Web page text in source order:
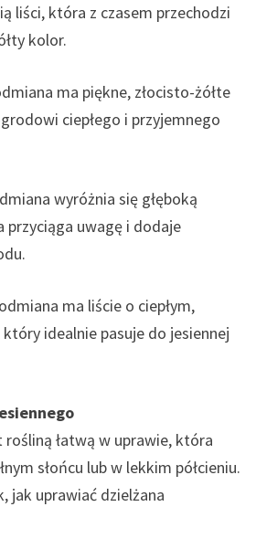
liści, która z czasem przechodzi
kolor.
ma piękne, złocisto-żółte
ciepłego i przyjemnego
wyróżnia się głęboką
przyciąga uwagę i dodaje
ma liście o ciepłym,
idealnie pasuje do jesiennej
rośliną łatwą w uprawie, która
słońcu lub w lekkim półcieniu.
jak uprawiać dzielżana